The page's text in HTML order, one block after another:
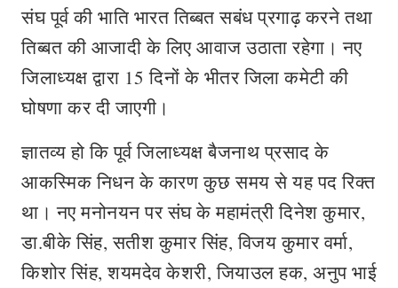
संघ पूर्व की भाति भारत तिब्बत सबंध प्रगाढ़ करने तथा
तिब्बत की आजादी के लिए आवाज उठाता रहेगा। नए
जिलाध्यक्ष द्वारा 15 दिनों के भीतर जिला कमेटी की
घोषणा कर दी जाएगी।
ज्ञातव्य हो कि पूर्व जिलाध्यक्ष बैजनाथ प्रसाद के
आकस्मिक निधन के कारण कुछ समय से यह पद रिक्त
था। नए मनोनयन पर संघ के महामंत्री दिनेश कुमार,
डा.बीके सिंह, सतीश कुमार सिंह, विजय कुमार वर्मा,
किशोर सिंह, शयमदेव केशरी, जियाउल हक, अनुप भाई